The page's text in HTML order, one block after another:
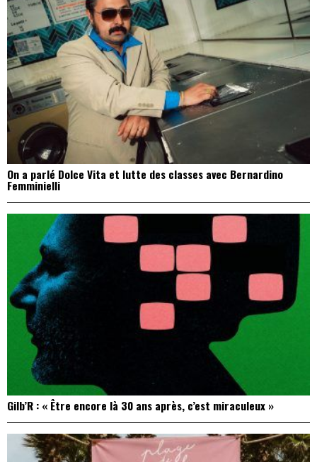
On a parlé Dolce Vita et lutte des classes avec Bernardino
Femminielli
Gilb’R : « Être encore là 30 ans après, c’est miraculeux »